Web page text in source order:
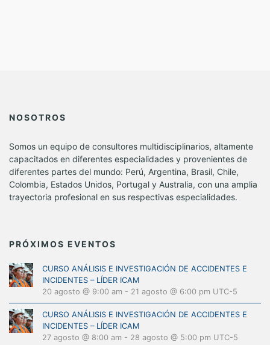
NOSOTROS
Somos un equipo de consultores multidisciplinarios, altamente
capacitados en diferentes especialidades y provenientes de
diferentes partes del mundo: Perú, Argentina, Brasil, Chile,
Colombia, Estados Unidos, Portugal y Australia, con una amplia
trayectoria profesional en sus respectivas especialidades.
PRÓXIMOS EVENTOS
CURSO ANÁLISIS E INVESTIGACIÓN DE ACCIDENTES E
INCIDENTES – LÍDER ICAM
20 agosto @ 9:00 am - 21 agosto @ 6:00 pm UTC-5
CURSO ANÁLISIS E INVESTIGACIÓN DE ACCIDENTES E
INCIDENTES – LÍDER ICAM
27 agosto @ 8:00 am - 28 agosto @ 5:00 pm UTC-5